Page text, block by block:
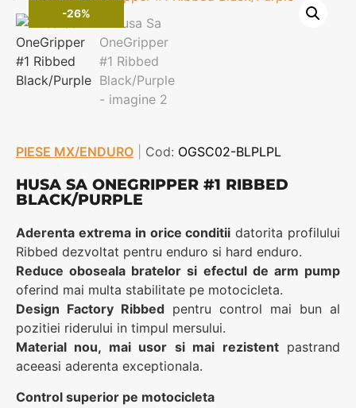
-26%
PIESE MX/ENDURO Cod: OGSC02-BLPLPL
HUSA SA ONEGRIPPER #1 RIBBED
BLACK/PURPLE
Aderenta extrema in orice conditii datorita profilului
Ribbed dezvoltat pentru enduro si hard enduro.
Reduce oboseala bratelor si efectul de arm pump
oferind mai multa stabilitate pe motocicleta.
Design Factory Ribbed pentru control mai bun al
pozitiei riderului in timpul mersului.
Material nou, mai usor si mai rezistentpastrand
aceeasi aderenta exceptionala.
Control superior pe motocicleta